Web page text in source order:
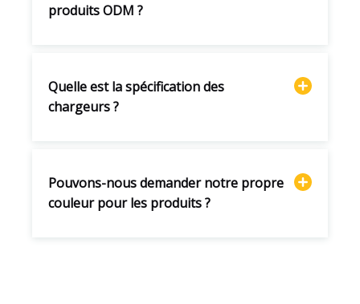
produits ODM ?
Quelle est la spécification des
chargeurs ?
Pouvons-nous demander notre propre
couleur pour les produits ?